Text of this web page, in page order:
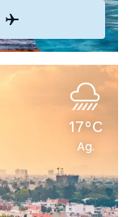
17°C
Ag.